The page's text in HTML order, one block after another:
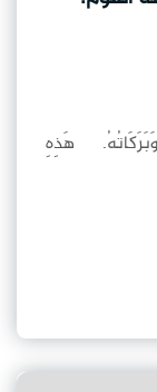
وَبَرَكَاتُهُ. هَذِهِ